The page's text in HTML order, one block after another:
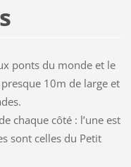
ponts du monde et le
10m de large et
chaque côté : l’une est
sont celles du Petit